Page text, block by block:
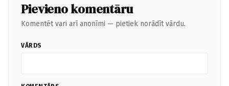
Pievieno komentāru
Komentēt vari arī anonīmi — pietiek norādīt vārdu.
VĀRDS